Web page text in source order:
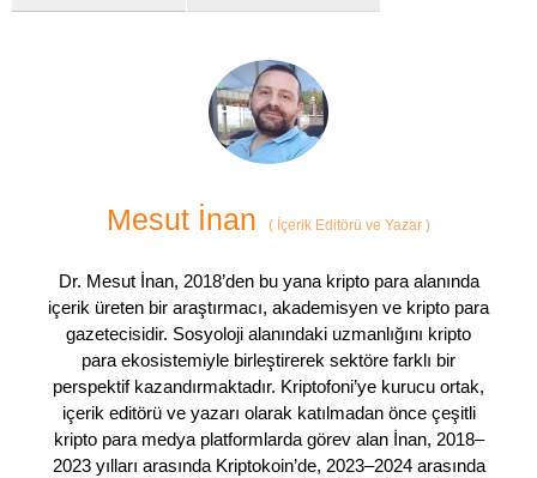
Mesut İnan ( İçerik Editörü ve Yazar )
Dr. Mesut İnan, 2018’den bu yana kripto para alanında
içerik üreten bir araştırmacı, akademisyen ve kripto para
gazetecisidir. Sosyoloji alanındaki uzmanlığını kripto
para ekosistemiyle birleştirerek sektöre farklı bir
perspektif kazandırmaktadır. Kriptofoni’ye kurucu ortak,
içerik editörü ve yazarı olarak katılmadan önce çeşitli
kripto para medya platformlarda görev alan İnan, 2018–
2023 yılları arasında Kriptokoin’de, 2023–2024 arasında